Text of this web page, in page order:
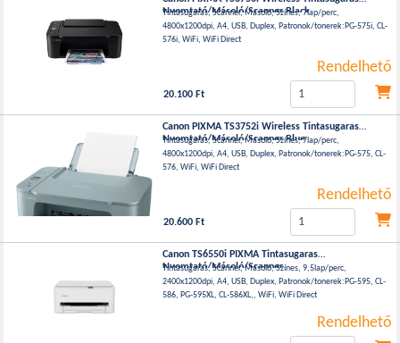
Nyomtató/Másoló/Scanner Black
Tintasugaras, Scanner, Másoló, Színes, 7lap/perc,
4800x1200dpi, A4, USB, Duplex, Patronok/tonerek:PG-575i, CL-
576i, WiFi, WiFi Direct
Rendelhető
20.100 Ft
Canon PIXMA TS3752i Wireless Tintasugaras
Nyomtató/Másoló/Scanner Blue
Tintasugaras, Scanner, Másoló, Színes, 7lap/perc,
4800x1200dpi, A4, USB, Duplex, Patronok/tonerek:PG-575, CL-
576, WiFi, WiFi Direct
Rendelhető
20.600 Ft
Canon TS6550i PIXMA Tintasugaras
Nyomtató/Másoló/Scanner
Tintasugaras, Scanner, Másoló, Színes, 9,5lap/perc,
2400x1200dpi, A4, USB, Duplex, Patronok/tonerek:PG-595, CL-
586, PG-595XL, CL-586XL,, WiFi, WiFi Direct
Rendelhető